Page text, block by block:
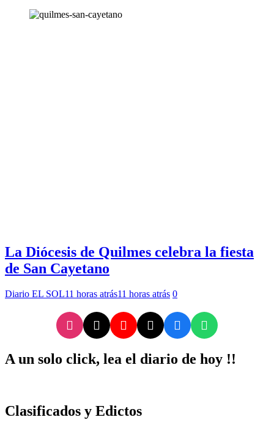
La Diócesis de Quilmes celebra la fiesta
de San Cayetano
Diario EL SOL11 horas atrás11 horas atrás 0
A un solo click, lea el diario de hoy !!
Clasificados y Edictos